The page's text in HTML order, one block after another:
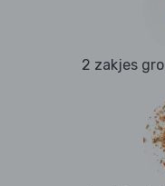
2 zakjes